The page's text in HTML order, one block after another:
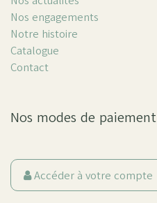
Nos engagements
Notre histoire
Catalogue
Contact
Nos modes de paiement
Accéder à votre compte